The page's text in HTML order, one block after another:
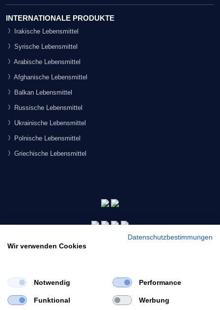
Would you like to view our site in English?
INTERNATIONALE PRODUKTE
Irakische Lebensmittel
Syrische Lebensmittel
Arabische Lebensmittel
Afghanische Lebensmittel
Balkan Lebensmittel
Russische Lebensmittel
Ukrainische Lebensmittel
Polnische Lebensmittel
Griechische Lebensmittel
Datenschutzbestimmungen
Wir verwenden Cookies
Notwendig Performance
Funktional Werbung